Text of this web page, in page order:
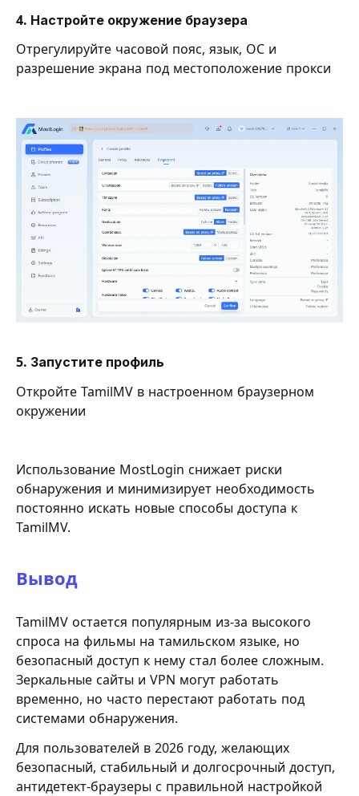
4. Настройте окружение браузера
Отрегулируйте часовой пояс, язык, ОС и
разрешение экрана под местоположение прокси
5. Запустите профиль
Откройте TamilMV в настроенном браузерном
окружении
Использование MostLogin снижает риски
обнаружения и минимизирует необходимость
постоянно искать новые способы доступа к
TamilMV.
Вывод
TamilMV остается популярным из-за высокого
спроса на фильмы на тамильском языке, но
безопасный доступ к нему стал более сложным.
Зеркальные сайты и VPN могут работать
временно, но часто перестают работать под
системами обнаружения.
Для пользователей в 2026 году, желающих
безопасный, стабильный и долгосрочный доступ,
антидетект-браузеры с правильной настройкой